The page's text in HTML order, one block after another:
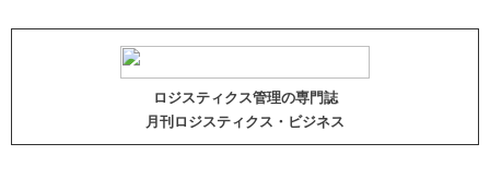
ロジスティクス管理の専門誌
月刊ロジスティクス・ビジネス